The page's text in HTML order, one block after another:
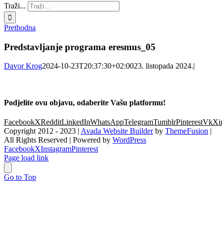
Traži...
Prethodna
Predstavljanje programa eresmus_05
Davor Krog2024-10-23T20:37:30+02:0023. listopada 2024.|
Podjelite ovu objavu, odaberite Vašu platformu!
FacebookXRedditLinkedInWhatsAppTelegramTumblrPinterestVk
Copyright 2012 - 2023 | Avada Website Builderby ThemeFusion |
All Rights Reserved | Powered by WordPress
FacebookXInstagramPinterest
Page load link
Go to Top